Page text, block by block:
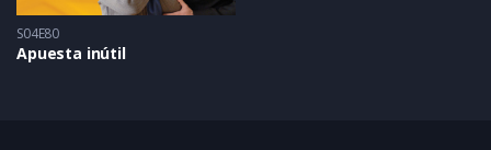
S04E80
Apuesta inútil